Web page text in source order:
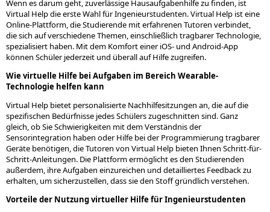
Wenn es darum geht, zuverlässige Hausaufgabenhilfe zu finden, ist
Virtual Help die erste Wahl für Ingenieurstudenten. Virtual Help ist eine
Online-Plattform, die Studierende mit erfahrenen Tutoren verbindet,
die sich auf verschiedene Themen, einschließlich tragbarer Technologie,
spezialisiert haben. Mit dem Komfort einer iOS- und Android-App
können Schüler jederzeit und überall auf Hilfe zugreifen.
Wie virtuelle Hilfe bei Aufgaben im Bereich Wearable-
Technologie helfen kann
Virtual Help bietet personalisierte Nachhilfesitzungen an, die auf die
spezifischen Bedürfnisse jedes Schülers zugeschnitten sind. Ganz
gleich, ob Sie Schwierigkeiten mit dem Verständnis der
Sensorintegration haben oder Hilfe bei der Programmierung tragbarer
Geräte benötigen, die Tutoren von Virtual Help bieten Ihnen Schritt-für-
Schritt-Anleitungen. Die Plattform ermöglicht es den Studierenden
außerdem, ihre Aufgaben einzureichen und detailliertes Feedback zu
erhalten, um sicherzustellen, dass sie den Stoff gründlich verstehen.
Vorteile der Nutzung virtueller Hilfe für Ingenieurstudenten